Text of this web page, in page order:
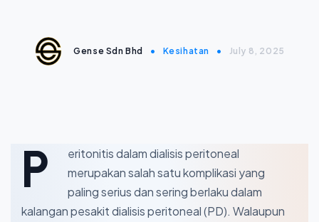
Gense Sdn Bhd • Kesihatan • July 8, 2025
P
eritonitis dalam dialisis peritoneal
merupakan salah satu komplikasi yang
paling serius dan sering berlaku dalam
kalangan pesakit dialisis peritoneal (PD). Walaupun